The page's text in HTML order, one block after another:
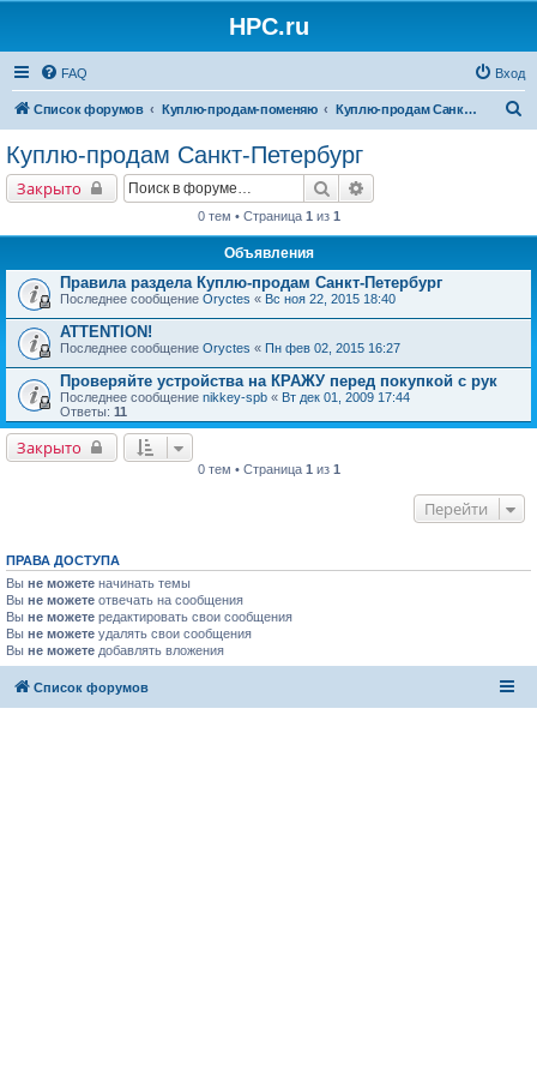
HPC.ru
FAQ Вход
Список форумов Куплю-продам-поменяю Куплю-продам Санкт-Петербург
Куплю-продам Санкт-Петербург
Закрыто Поиск
0 тем • Страница 1 из 1
Объявления
Правила раздела Куплю-продам Санкт-Петербург
Последнее сообщение Oryctes « Вс ноя 22, 2015 18:40
ATTENTION!
Последнее сообщение Oryctes « Пн фев 02, 2015 16:27
Проверяйте устройства на КРАЖУ перед покупкой с рук
Последнее сообщение nikkey-spb « Вт дек 01, 2009 17:44
Ответы: 11
Закрыто
0 тем • Страница 1 из 1
Перейти
ПРАВА ДОСТУПА
Вы не можете начинать темы
Вы не можете отвечать на сообщения
Вы не можете редактировать свои сообщения
Вы не можете удалять свои сообщения
Вы не можете добавлять вложения
Список форумов